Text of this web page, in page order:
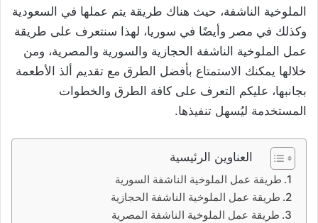
الملوخية الناشفة، حيث هناك طريقة يتم عملها في السعودية
وكذلك في مصر وأيضًا في سوريا، لهذا سنتعرف على طريقة
عمل الملوخية الناشفة الحجازية والسورية والمصرية، ومن
خلالها يمكنك الاستمتاع بأفضل الطرق مع تقديم ألذ الأطعمة
بجانبها، عليكم التعرف على كافة الطرق والخطوات
المستخدمة ليُسهل تنفيذها.
العناوين الرئيسية
طريقة عمل الملوخية الناشفة السورية
طريقة عمل الملوخية الناشفة الحجازية
طريقة عمل الملوخية الناشفة المصرية